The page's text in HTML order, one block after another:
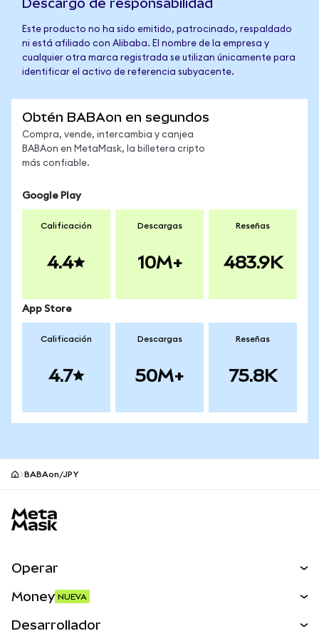
Descargo de responsabilidad
Este producto no ha sido emitido, patrocinado, respaldado
ni está afiliado con Alibaba. El nombre de la empresa y
cualquier otra marca registrada se utilizan únicamente para
identificar el activo de referencia subyacente.
Obtén BABAon en segundos
Compra, vende, intercambia y canjea
BABAon en MetaMask, la billetera cripto
más confiable.
Google Play
Calificación
4.4
Descargas
10M+
Reseñas
483.9K
App Store
Calificación
4.7
Descargas
50M+
Reseñas
75.8K
BABAon/JPY
Operar
Money NUEVA
Desarrollador